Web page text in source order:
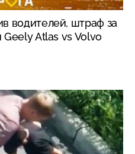
водителей, штраф за
Atlas vs Volvo